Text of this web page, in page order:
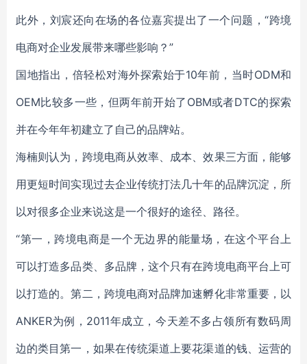
此外，刘宸还向在场的各位嘉宾提出了一个问题，“跨境
电商对企业发展带来哪些影响？”
国地指出，倍轻松对海外探索始于10年前，当时ODM和
OEM比较多一些，但两年前开始了OBM或者DTC的探索
并在今年年初建立了自己的品牌站。
海楠则认为，跨境电商从效率、成本、效果三方面，能够
用更短时间实现过去企业传统打法几十年的品牌沉淀，所
以对很多企业来说这是一个很好的途径、路径。
“第一，跨境电商是一个无边界的能量场，在这个平台上
可以打造多品类、多品牌，这个只有在跨境电商平台上可
以打造的。第二，跨境电商对品牌加速孵化非常重要，以
ANKER为例，2011年成立，今天差不多占领所有数码周
边的类目第一，如果在传统渠道上要花渠道的钱、运营的